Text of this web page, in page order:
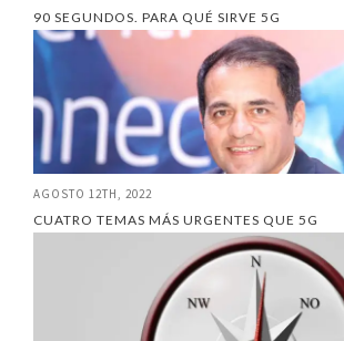
90 SEGUNDOS. PARA QUÉ SIRVE 5G
AGOSTO 12TH, 2022
CUATRO TEMAS MÁS URGENTES QUE 5G